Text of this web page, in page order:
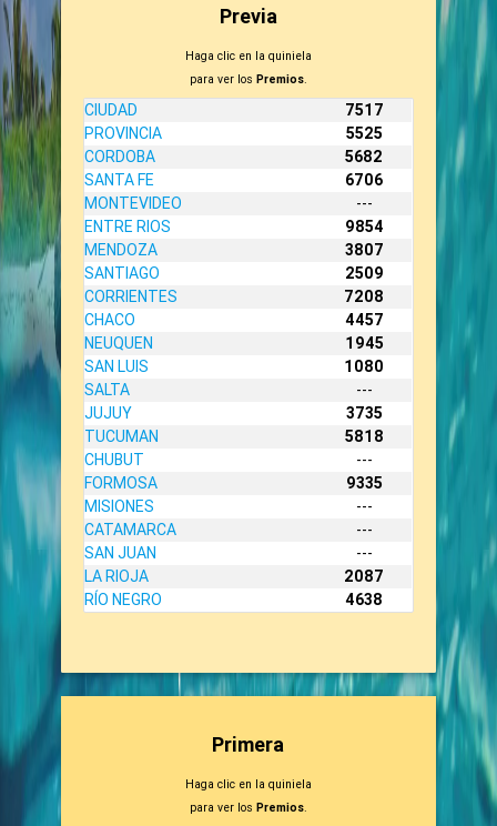
Previa
Haga clic en la quiniela
para ver los Premios.
CIUDAD
7517
PROVINCIA
5525
CORDOBA
5682
SANTA FE
6706
MONTEVIDEO
---
ENTRE RIOS
9854
MENDOZA
3807
SANTIAGO
2509
CORRIENTES
7208
CHACO
4457
NEUQUEN
1945
SAN LUIS
1080
SALTA
---
JUJUY
3735
TUCUMAN
5818
CHUBUT
---
FORMOSA
9335
MISIONES
---
CATAMARCA
---
SAN JUAN
---
LA RIOJA
2087
RÍO NEGRO
4638
Primera
Haga clic en la quiniela
para ver los Premios.